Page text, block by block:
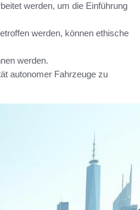
werden, um die Einführung
werden, können ethische
werden.
autonomer Fahrzeuge zu